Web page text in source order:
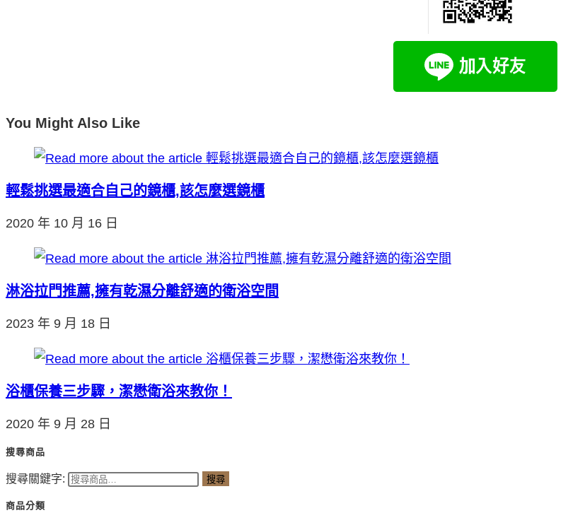
You Might Also Like
輕鬆挑選最適合自己的鏡櫃,該怎麼選鏡櫃
2020 年 10 月 16 日
淋浴拉門推薦,擁有乾濕分離舒適的衛浴空間
2023 年 9 月 18 日
浴櫃保養三步驟，潔懋衛浴來教你！
2020 年 9 月 28 日
搜尋商品
搜尋關鍵字: 搜尋
商品分類